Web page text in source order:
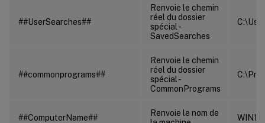
##UserSearches##
Renvoie le chemin
réel du dossier
spécial -
SavedSearches
##commonprograms##
Renvoie le chemin
réel du dossier
spécial -
CommonPrograms
##ComputerName##
Renvoie le nom de